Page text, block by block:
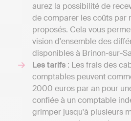
aurez la possibilité de
de comparer les coûts par
proposés. Cela vous
vision d'ensemble des
disponibles à Brinon-sur-
Les tarifs : Les frais des
comptables peuvent
2000 euros par an pour
confiée à un comptable
grimper jusqu'à plusieurs